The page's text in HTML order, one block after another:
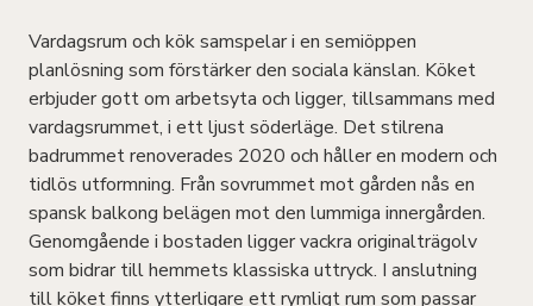
Vardagsrum och kök samspelar i en semiöppen
planlösning som förstärker den sociala känslan. Köket
erbjuder gott om arbetsyta och ligger, tillsammans med
vardagsrummet, i ett ljust söderläge. Det stilrena
badrummet renoverades 2020 och håller en modern och
tidlös utformning. Från sovrummet mot gården nås en
spansk balkong belägen mot den lummiga innergården.
Genomgående i bostaden ligger vackra originalträgolv
som bidrar till hemmets klassiska uttryck. I anslutning
till köket finns ytterligare ett rymligt rum som passar